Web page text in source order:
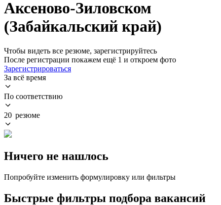
Аксеново-Зиловском
(Забайкальский край)
Чтобы видеть все резюме, зарегистрируйтесь
После регистрации покажем ещё 1 и откроем фото
Зарегистрироваться
За всё время
По соответствию
20 резюме
Ничего не нашлось
Попробуйте изменить формулировку или фильтры
Быстрые фильтры подбора вакансий